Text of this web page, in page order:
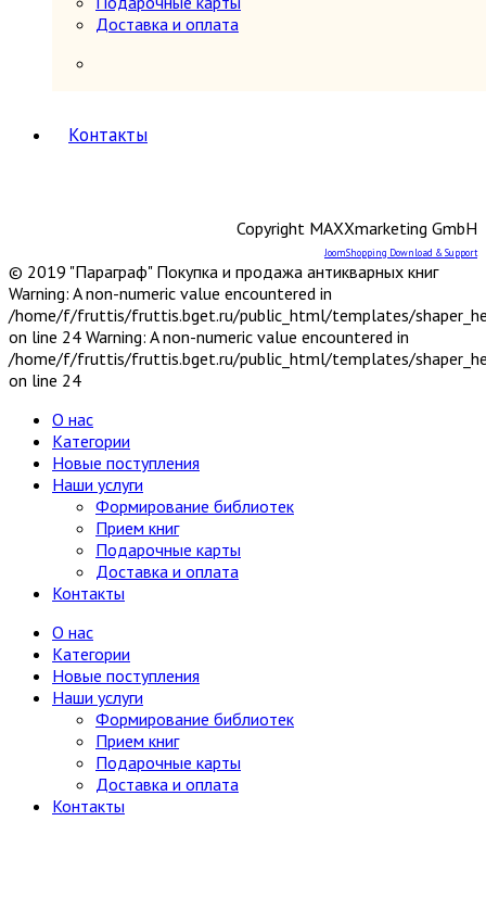
История России
Книги на иностранных языках
Книговедение, библиография, полиграфия
Коллекционирование (марки, монеты,
награды и др.)
Краеведение России
6
Другое
Москва
Литературоведение
Марксистско-ленинская литература
Математика
Машиностроение, приборостроение
Медицина
Анатомия и физиология
Психиатрия, нервные болезни
Хирургия, онкология, травматология,
Металлургия, горное дело
Миниатюрные издания
Доставка и оплата
Контакты
Copyright MAXXmarketing GmbH
JoomShopping Download & Support
© 2019 "Параграф" Покупка и продажа антикварных книг
Warning: A non-numeric value encountered in
/home/f/fruttis/fruttis.bget.ru/public_html/templates/
on line 24 Warning: A non-numeric value encountered in
/home/f/fruttis/fruttis.bget.ru/public_html/templates/
on line 24
О нас
Категории
Новые поступления
Наши услуги
Формирование библиотек
Прием книг
Подарочные карты
Доставка и оплата
Контакты
О нас
Категории
Новые поступления
Наши услуги
Формирование библиотек
Прием книг
Подарочные карты
Доставка и оплата
Контакты